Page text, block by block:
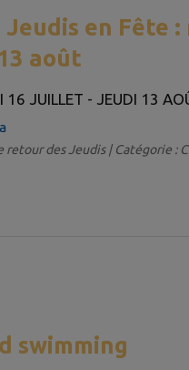
Jeudis en Fête
août
16 JUILLET - JEUDI 13
retour des Jeudis | Catégorie :
swimming